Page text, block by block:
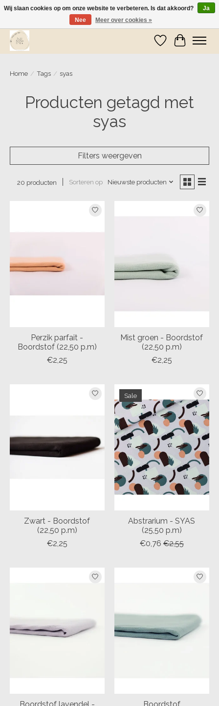
Wij zijn op vakantie! Vanaf zaterdag 9 mei worden er weer pakketjes verzonden
Verlanglijst
Home / Tags / syas
Producten getagd met
syas
Filters weergeven
20 producten Sorteren op Nieuwste producten
Perzik parfait -
Boordstof (22,50 p.m)
€2,25
Mist groen - Boordstof
(22,50 p.m)
€2,25
Zwart - Boordstof
(22,50 p.m)
€2,25
Sale
Abstrarium - SYAS
(25,50 p.m)
€0,76 €2,55
Boordstof lavendel -
Boordstof
Wij slaan cookies op om onze website te verbeteren. Is dat akkoord?
Ja
Nee
Meer over cookies »